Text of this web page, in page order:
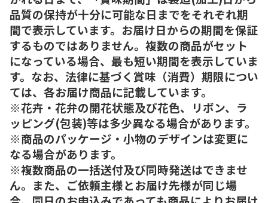
品質の保持が十分に可能な日までをそれぞれ期
間で表示しています。お届け日からの期間を保証
するものではありません。複数の商品がセット
になっている場合、最も短い期間を表示していま
す。なお、法律に基づく賞味（消費）期限につい
ては、各お届け商品に記載しています。
※花卉・花弁の開花状態及び花色、リボン、ラ
ッピング(包装)等は多少異なる場合があります。
※商品のパッケージ・小物のデザインは変更に
なる場合があります。
※複数商品の一括送付及び同時発送はできませ
ん。また、ご依頼主様とお届け先様が同じ場